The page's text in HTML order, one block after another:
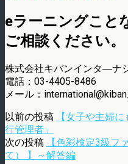
eラーニングこと
ご相談ください。
株式会社キバンインタ―ナ
電話：03-4405-8486
メール：
以前の投稿
【女子や主婦
行管理者」
次の投稿
【色彩検定3級フ
て） 】～解答編